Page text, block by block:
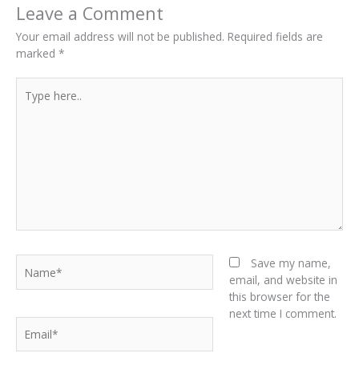
Leave a Comment
Your email address will not be published. Required fields are
marked *
here..
Save my name,
email, and website in
this browser for the
next time I comment.